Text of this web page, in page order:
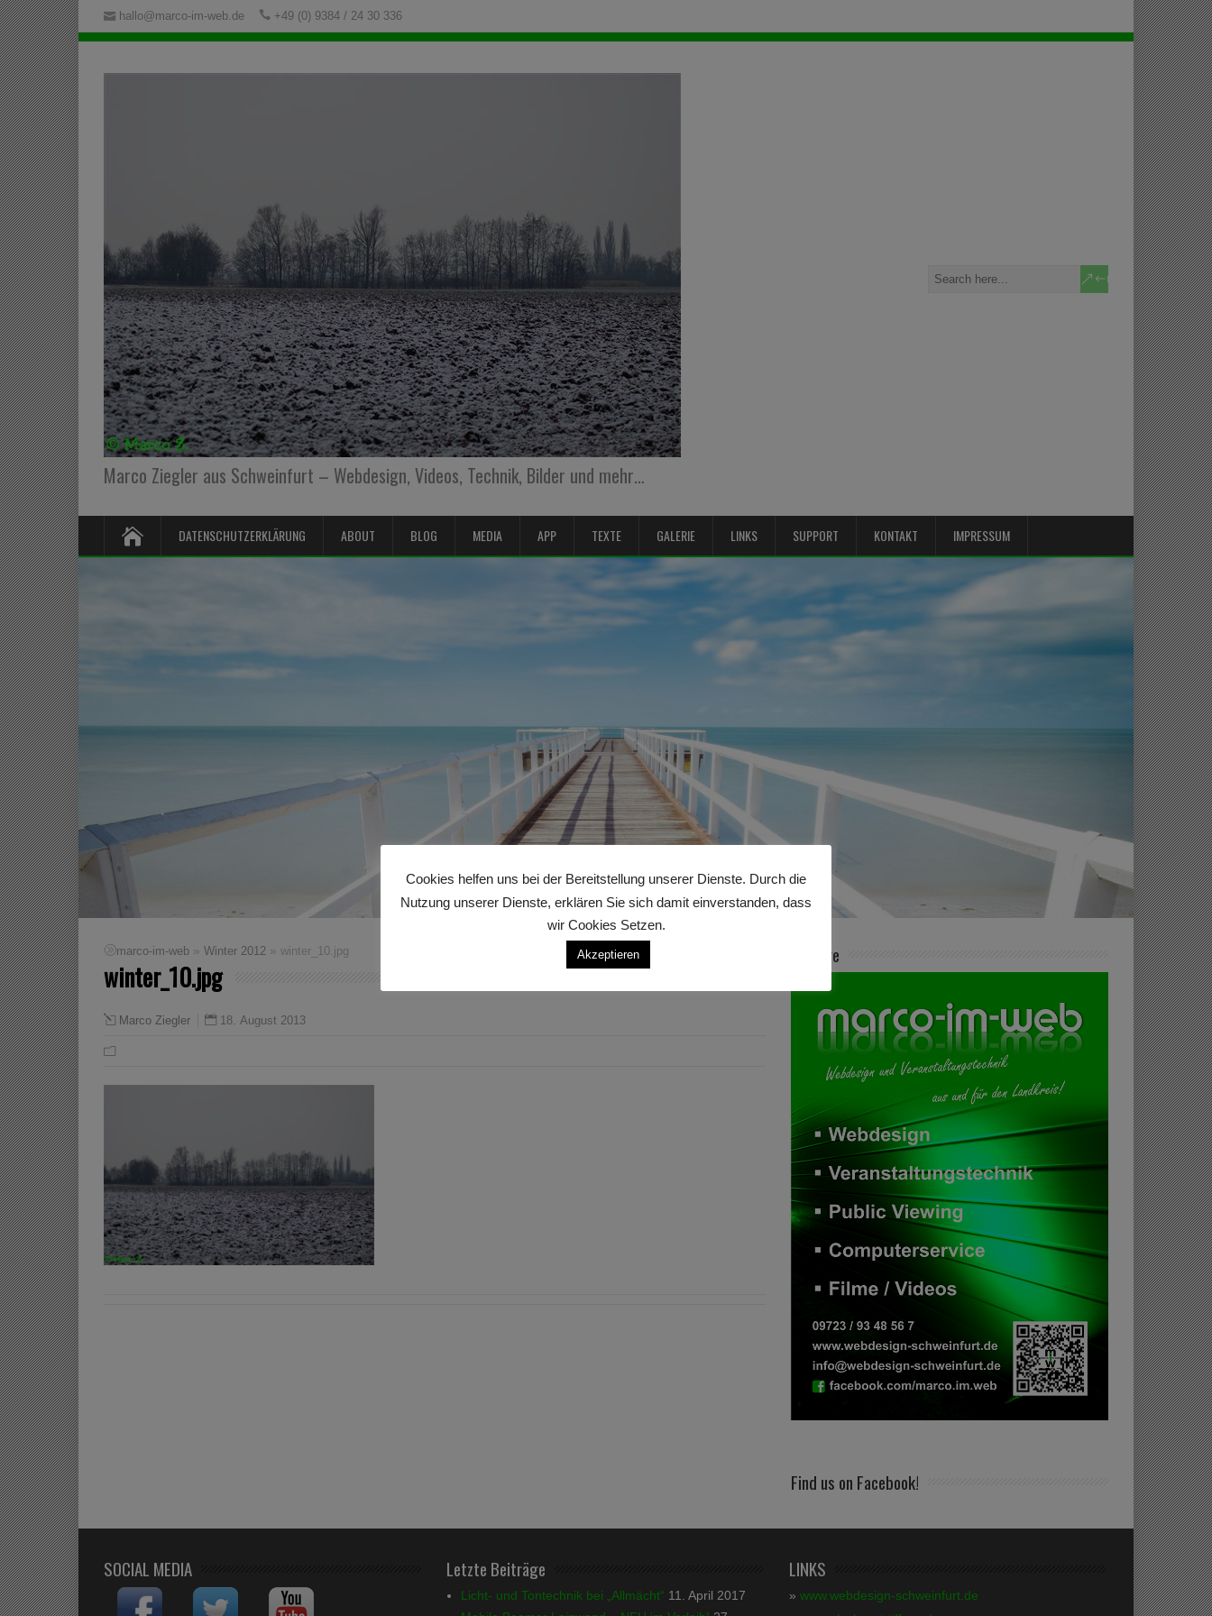
hallo@marco-im-web.de +49 (0) 9384 / 24 30 336
Marco Ziegler aus Schweinfurt – Webdesign, Videos, Technik, Bilder und mehr…
DATENSCHUTZERKLÄRUNG ABOUT BLOG MEDIA APP TEXTE GALERIE LINKS SUPPORT KONTAKT IMPRESSUM
marco-im-web » Winter 2012 » winter_10.jpg
winter_10.jpg
Marco Ziegler 18. August 2013
Anzeige
Find us on Facebook!
SOCIAL MEDIA Letzte Beiträge
Licht- und Tontechnik bei „Allmächt“ 11. April 2017
LINKS
» www.webdesign-schweinfurt.de
Cookies helfen uns bei der Bereitstellung unserer Dienste. Durch die
Nutzung unserer Dienste, erklären Sie sich damit einverstanden, dass
wir Cookies Setzen.
Akzeptieren